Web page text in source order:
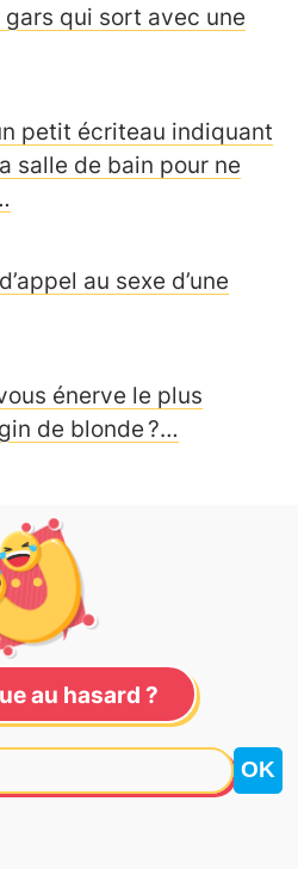
gars qui sort avec une
petit écriteau indiquant
salle de bain pour ne
au sexe d’une
énerve le plus
de blonde ?…
au hasard ?